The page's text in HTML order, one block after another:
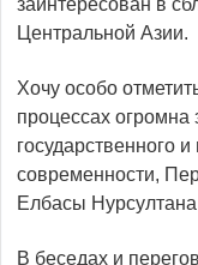
Центральной Азии.
Хочу особо
процессах
государственного
современности,
Елбасы
В беседах и